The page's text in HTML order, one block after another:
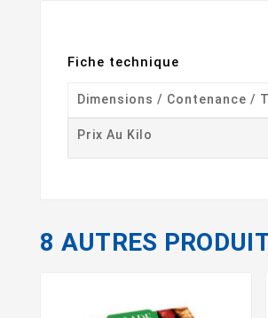
Fiche technique
Dimensions / Contenance /
Prix Au Kilo
8 AUTRES